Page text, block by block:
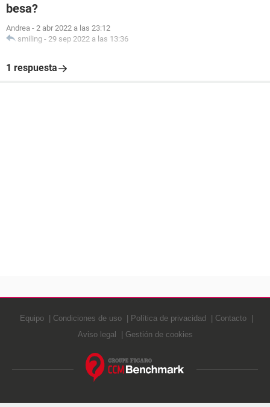
besa?
Andrea - 2 abr 2022 a las 23:12
smiling - 29 sep 2022 a las 13:36
1 respuesta
Equipo Condiciones de uso Política de privacidad
Contacto
Aviso legal
Gestión de cookies